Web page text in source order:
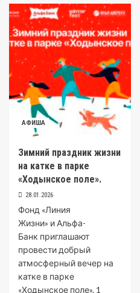
АФИША
Зимний праздник жизни
на катке в парке
«Ходынское поле».
28.01.2026
Фонд «Линия
Жизни» и Альфа-
Банк приглашают
провести добрый
атмосферный вечер на
катке в парке
«Ходынское поле». 1